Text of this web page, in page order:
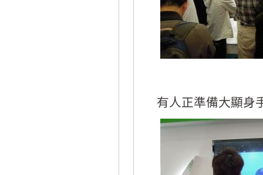
有人正準備大顯身